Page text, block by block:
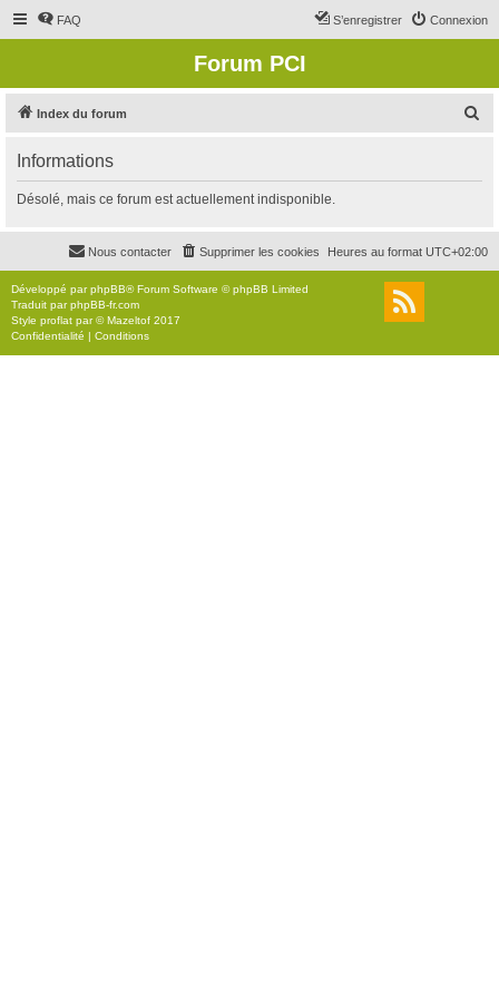
FAQ Connexion
S’enregistrer
Forum PCI
Index du forum
r
c
r
Informations
Désolé, mais ce forum est actuellement indisponible.
Heures au format UTC+02:00
Supprimer les cookies
Nous contacter
Développé parphpBB® Forum Software © phpBB Limited
Traduit parphpBB-fr.com
Style proflat par ©Mazeltof 2017
Confidentialité | Conditions